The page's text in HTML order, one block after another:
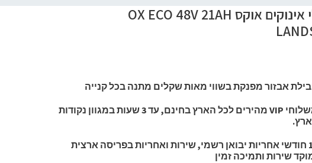
קורקינט חשמלי אינוקים אוקס OX ECO 48V 21AH
אבזור מפנקת בשווי מאות שקלים מתנה בכל קנייה
משלוחי VIP מהירים לכל הארץ בחינם, עד 3 שעות במגוון נקודות
12 חודשי אחריות יבואן רשמי, שירות ואחריות בפריסה ארצית
שירות ותמיכה זמין